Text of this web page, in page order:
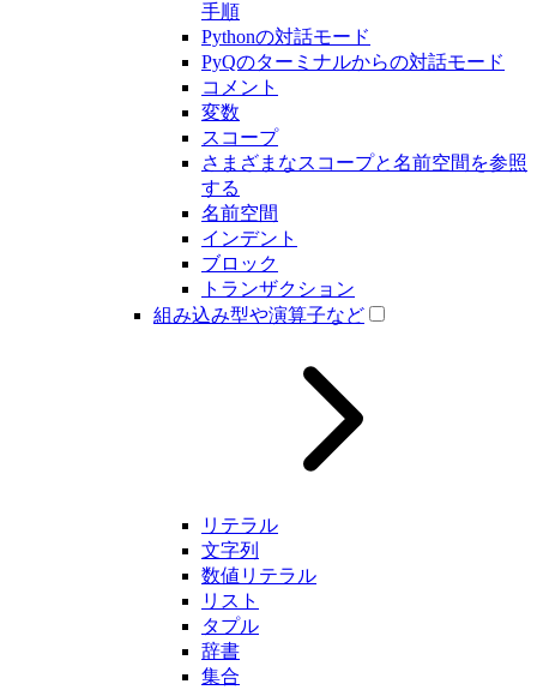
手順
Pythonの対話モード
PyQのターミナルからの対話モード
コメント
変数
スコープ
さまざまなスコープと名前空間を参照
する
名前空間
インデント
ブロック
トランザクション
組み込み型や演算子など
リテラル
文字列
数値リテラル
リスト
タプル
辞書
集合